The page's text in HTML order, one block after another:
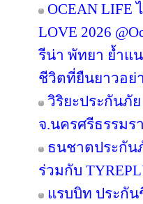
OCEAN LIFE
LOVE 2026
รีน่า พัทยา ย้ำแ
ชีวิตที่ยืนยาวอ
วิริยะประกันภั
จ.นครศรีธรรมร
ธนชาตประกัน
ร่วมกับ
แรบบิท ประกัน